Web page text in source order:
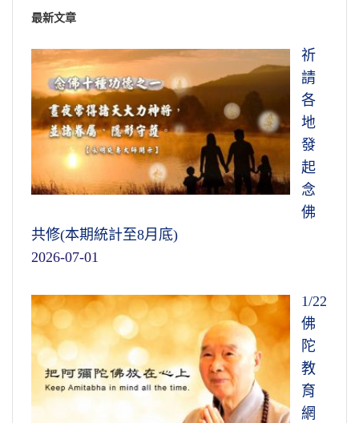
最新文章
祈
請
各
地
發
起
念
佛
共修(本期統計至8月底)
2026-07-01
1/22
佛
陀
教
育
網